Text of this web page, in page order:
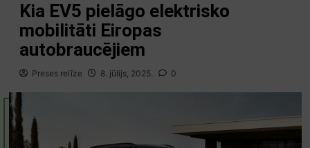
Kia EV5 pielāgo elektrisko
mobilitāti Eiropas
autobraucējiem
Preses relīze 8. jūlijs, 2025. 0